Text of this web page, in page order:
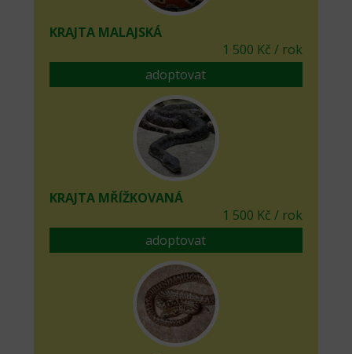
KRAJTA MALAJSKÁ
1 500 Kč / rok
adoptovat
KRAJTA MŘÍŽKOVANÁ
1 500 Kč / rok
adoptovat